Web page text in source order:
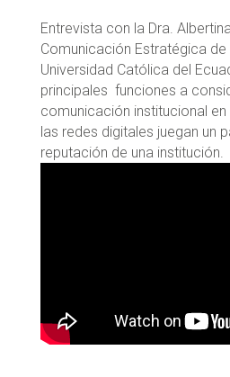
Entrevista con la Dra.
Comunicación Estratégica
Universidad Católica del
principales funciones a
comunicación institucional
las redes digitales juegan un
reputación de una institución.